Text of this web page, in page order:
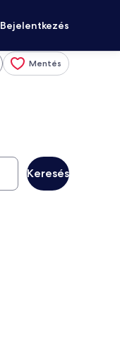
Bejelentkezés
Mentés
Keresés